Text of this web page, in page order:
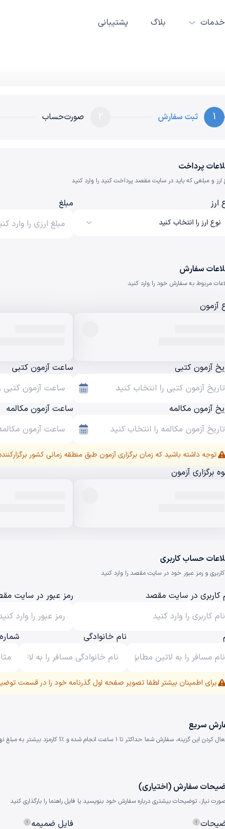
خدمات بلاگ پشتیبانی
1 ثبت سفارش صورت‌حساب
پرداخت
ارز و مبلغی که باید در سایت مقصد پرداخت کنید را وارد کنید
ارز
نوع ارز را انتخاب کنید
مبلغ
سفارش
مربوط به سفارش خود را وارد کنید
آزمون
آزمون کتبی ساعت آزمون کتبی
آزمون مکالمه ساعت آزمون مکالمه
توجه داشته باشید که زمان برگزاری آزمون طبق منطقه زمانی کشور
برگزاری آزمون
حساب کاربری
کاربری و رمز عبور خود در سایت مقصد را وارد کنید
کاربری در سایت مقصد رمز عبور در سایت
نام خانوادگی
برای اطمینان بیشتر لطفا تصویر صفحه اول گذرنامه خود را در قسمت
سریع
این گزینه، سفارش شما حداکثر تا ۱ ساعت انجام شده و ٪1 کارمزد بیشتر به مبلغ نهایی اضافه می‌شود.
سفارش (اختیاری)
نیاز، توضیحات بیشتری درباره سفارش خود بنویسید یا فایل راهنما را بارگذاری کنید
فایل ضمیمه